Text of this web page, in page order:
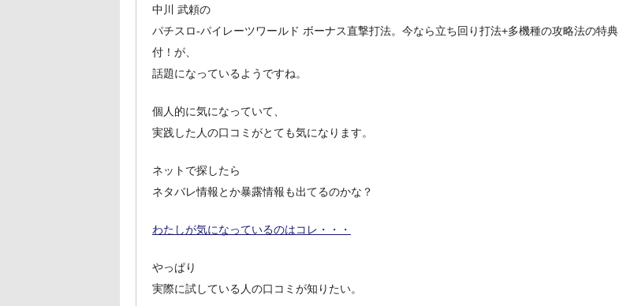
中川 武頼の
パチスロ-パイレーツワールド ボーナス直撃打法。今なら立ち回り打法+多機種の攻略法の特典
付！が、
話題になっているようですね。
個人的に気になっていて、
実践した人の口コミがとても気になります。
ネットで探したら
ネタバレ情報とか暴露情報も出てるのかな？
わたしが気になっているのはコレ・・・
やっぱり
実際に試している人の口コミが知りたい。